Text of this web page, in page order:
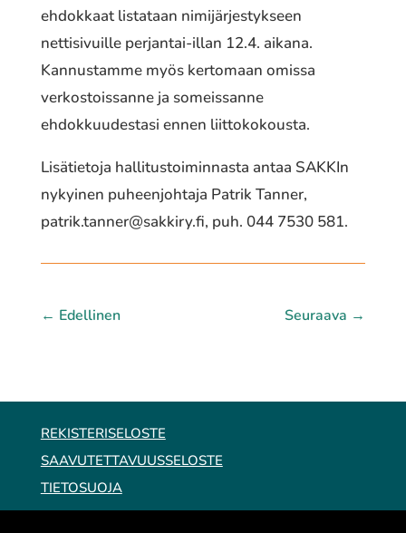
ehdokkaat listataan nimijärjestykseen
nettisivuille perjantai-illan 12.4. aikana.
Kannustamme myös kertomaan omissa
verkostoissanne ja someissanne
ehdokkuudestasi ennen liittokokousta.
Lisätietoja hallitustoiminnasta antaa SAKKIn
nykyinen puheenjohtaja Patrik Tanner,
patrik.tanner@sakkiry.fi, puh. 044 7530 581.
← Edellinen Seuraava →
REKISTERISELOSTE
SAAVUTETTAVUUSSELOSTE
TIETOSUOJA